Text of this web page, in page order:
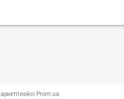
Prom.ua